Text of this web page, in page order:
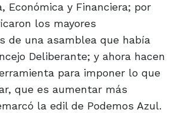
Económica y Financiera; por
los mayores
de una asamblea que había
Deliberante; y ahora hacen
para imponer lo que
que es aumentar más
la edil de Podemos Azul.